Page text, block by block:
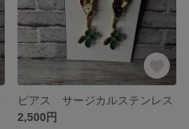
ピアス サージカルステンレス
2,500円